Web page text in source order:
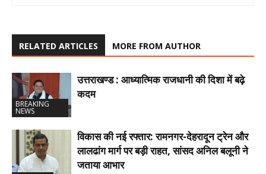
RELATED ARTICLES MORE FROM AUTHOR
BREAKING
NEWS
उत्तराखण्ड : आध्यात्मिक राजधानी की दिशा में बढ़े
कदम
विकास की नई रफ्तार: रामनगर-देहरादून ट्रेन और
लालढांग मार्ग पर बड़ी राहत, सांसद अनिल बलूनी ने
जताया आभार